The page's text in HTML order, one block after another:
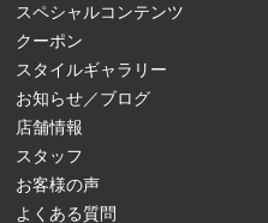
スペシャルコンテンツ
クーポン
スタイルギャラリー
お知らせ／ブログ
店舗情報
スタッフ
お客様の声
よくある質問